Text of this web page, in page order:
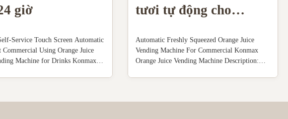
giờ
Service Touch Screen Automatic
Commercial Using Orange Juice
Machine for Drinks Konmax
withouperson put the oranges ...
tươi tự động cho
Automatic Freshly Squeezed Orange Juice
Vending Machine For Commercial Konmax
Orange Juice Vending Machine Description:
collector.The structure is well-organized and